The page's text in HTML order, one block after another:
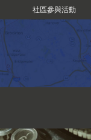
社區參與活動